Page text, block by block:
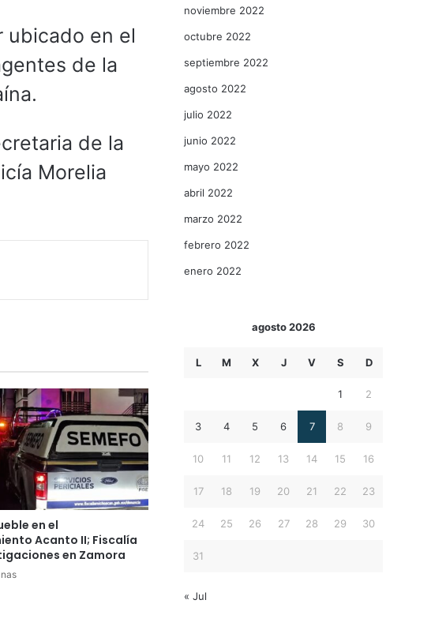
ubicado en el
de la
de la
Morelia
en el
Acanto II; Fiscalía
en Zamora
noviembre 2022
octubre 2022
septiembre 2022
agosto 2022
julio 2022
junio 2022
mayo 2022
abril 2022
marzo 2022
febrero 2022
enero 2022
agosto 2026
L M X J V S D
1 2
3 4 5 6 7 8 9
10 11 12 13 14 15 16
17 18 19 20 21 22 23
24 25 26 27 28 29 30
31
« Jul